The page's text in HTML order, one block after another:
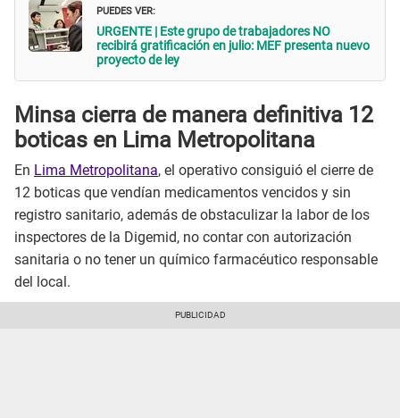
PUEDES VER:
URGENTE | Este grupo de trabajadores NO
recibirá gratificación en julio: MEF presenta nuevo
proyecto de ley
Minsa cierra de manera definitiva 12
boticas en Lima Metropolitana
En Lima Metropolitana, el operativo consiguió el cierre de
12 boticas que vendían medicamentos vencidos y sin
registro sanitario, además de obstaculizar la labor de los
inspectores de la Digemid, no contar con autorización
sanitaria o no tener un químico farmacéutico responsable
del local.